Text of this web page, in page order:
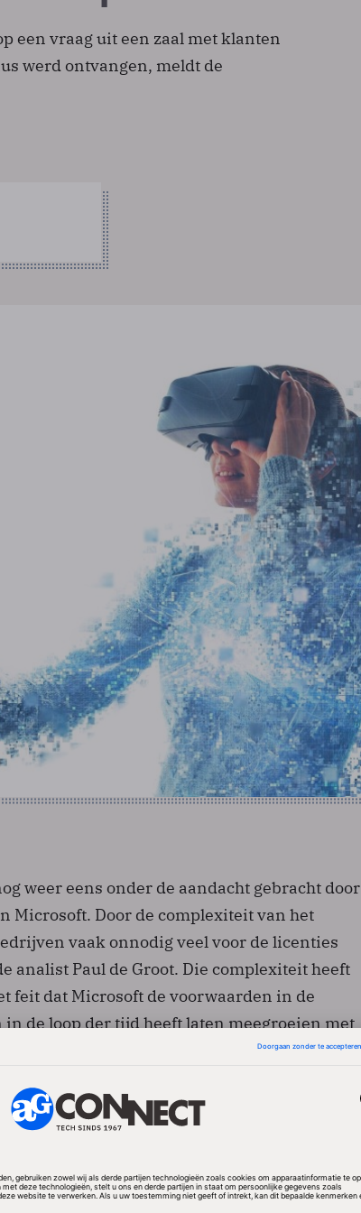
een vraag uit een zaal met klanten
werd ontvangen, meldt de
weer eens onder de aandacht gebracht door
Microsoft. Door de complexiteit van het
vaak onnodig veel voor de licenties
analist Paul de Groot. Die complexiteit heeft
feit dat Microsoft de voorwaarden in de
de loop der tijd heeft laten meegroeien met
naar gelang er problemen ontstonden.
elementen in die 15 jaar oud zijn. Het
verouderde programma’s met meer
perspectief van de bedrijven die moeten
hun de beste optie is, is daarbij
De Groot.